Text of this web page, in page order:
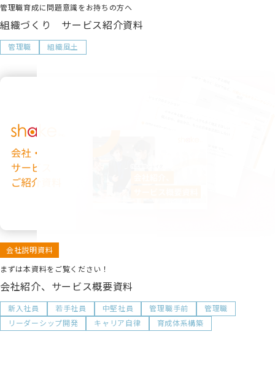
管理職育成に問題意識をお持ちの方へ
組織づくり サービス紹介資料
管理職 組織風土
会社説明資料
まずは本資料をご覧ください！
会社紹介、サービス概要資料
新入社員 若手社員 中堅社員 管理職手前
管理職
リーダーシップ開発
キャリア自律 育成体系構築